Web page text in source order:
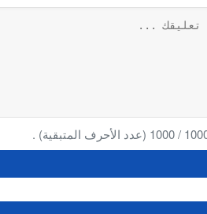
/
1000 (عدد الأحرف المتبقية) .